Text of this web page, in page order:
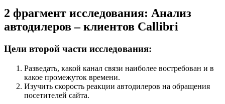
2 фрагмент исследования: Анализ
автодилеров – клиентов Callibri
Цели второй части исследования:
Разведать, какой канал связи наиболее востребован и в
какое промежуток времени.
Изучить скорость реакции автодилеров на обращения
посетителей сайта.